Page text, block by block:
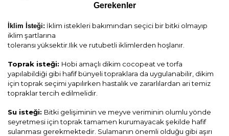
Gerekenl er
İklim İsteği: İklim istekleri bakımından seçici bir bitki olmayıp
iklim şartlarına
toleransı yüksektir.Ilık ve rutubetli iklimlerden hoşlanır.
Toprak isteği: Hobi amaçlı dikim cocopeat ve torfa
yapılabildiği gibi hafif bünyeli topraklara da uygulanabilir, dikim
için toprak seçimi yapılırken hastalık ve zararlılardan ari temiz
topraklar tercih edilmelidir.
Su isteği: Bitki gelişiminin ve meyve veriminin olumlu yönde
seyretmesi için toprak tamamen kurumayacak şekilde hafif
sulanması gerekmektedir. Sulamanın önemli olduğu gibi aşırı